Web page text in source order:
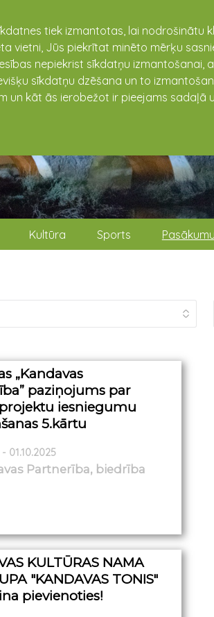
tiek izmantotas, lai nodrošinātu
vietni, Jūs piekrītat minēto mērķu
nepiekrist sīkdatņu
sīkdatņu dzēšana un to
un kāt ās ierobežot ir pieejams sadaļā
Kultūra Sports
„Kandavas
paziņojums par
iesniegumu
5.kārtu
01.10.2025
Partnerība, biedrība
KULTŪRAS NAMA
"KANDAVAS TONIS"
pievienoties!